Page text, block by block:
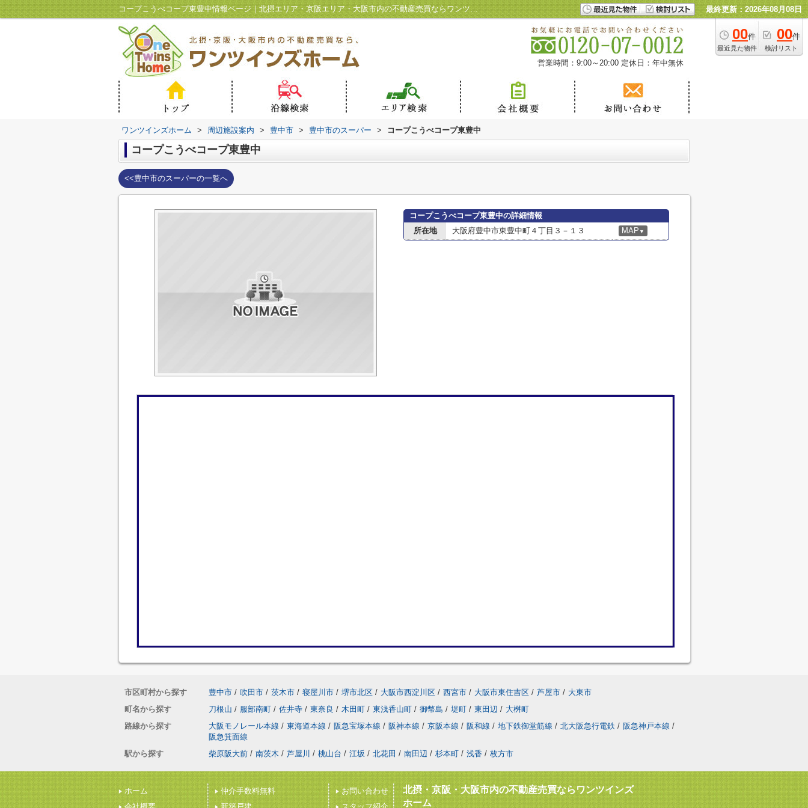
コープこうべコープ東豊中情報ページ｜北摂エリア・京阪エリア・大阪市内の不動産売買ならワンツインズホーム 最終更新：2026年08月08日
00件
最近見た物件
00件
検討リスト
営業時間：9:00～20:00 定休日：年中無休
ワンツインズホーム > 周辺施設案内 > 豊中市 > 豊中市のスーパー > コープこうべコープ東豊中
コープこうべコープ東豊中
<<豊中市のスーパーの一覧へ
コープこうべコープ東豊中の詳細情報
所在地
大阪府豊中市東豊中町４丁目３－１３ MAP ▼
市区町村から探す 豊中市 / 吹田市 / 茨木市 / 寝屋川市 / 堺市北区 / 大阪市西淀川区 / 西宮市 / 大阪市東住吉区 / 芦屋市 / 大東市
町名から探す
刀根山 / 服部南町 / 佐井寺 / 東奈良 / 木田町 / 東浅香山町 / 御幣島 / 堤町 / 東田辺 / 大桝町
路線から探す
大阪モノレール本線 / 東海道本線 / 阪急宝塚本線 / 阪神本線 / 京阪本線 / 阪和線 / 地下鉄御堂筋線 / 北大阪急行電鉄 / 阪急神戸本線 /
阪急箕面線
駅から探す
柴原阪大前 / 南茨木 / 芦屋川 / 桃山台 / 江坂 / 北花田 / 南田辺 / 杉本町 / 浅香 / 枚方市
ホーム
仲介手数料無料
お問い合わせ
北摂・京阪・大阪市内の不動産売買ならワンツインズ
ホーム